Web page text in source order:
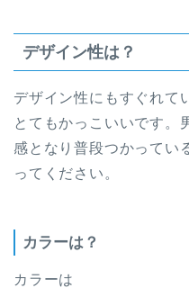
デザイン性は？
デザイン性にもすぐれて
とてもかっこいいです。
感となり普段つかってい
ってください。
カラーは？
カラーは